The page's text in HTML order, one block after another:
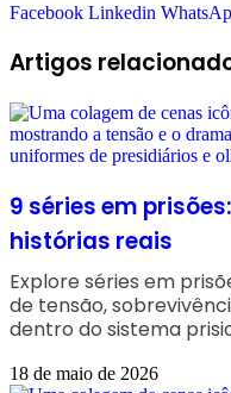
Facebook Linkedin
Artigos
9 séries em
histórias reais
Explore séries em
de tensão,
dentro do sistema
18 de maio de 2026